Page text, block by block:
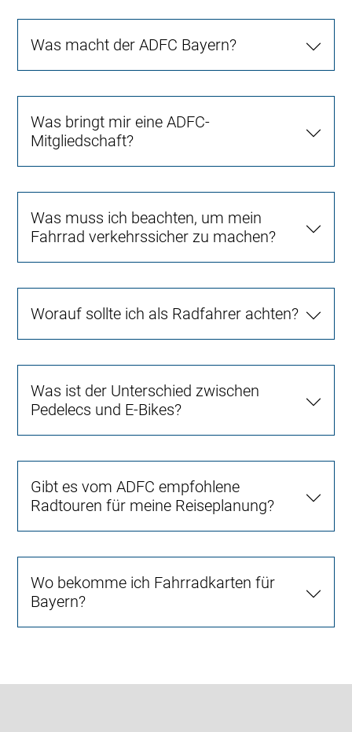
Was macht der ADFC Bayern?
Was bringt mir eine ADFC-
Mitgliedschaft?
Was muss ich beachten, um mein
Fahrrad verkehrssicher zu machen?
Worauf sollte ich als Radfahrer achten?
Was ist der Unterschied zwischen
Pedelecs und E-Bikes?
Gibt es vom ADFC empfohlene
Radtouren für meine Reiseplanung?
Wo bekomme ich Fahrradkarten für
Bayern?